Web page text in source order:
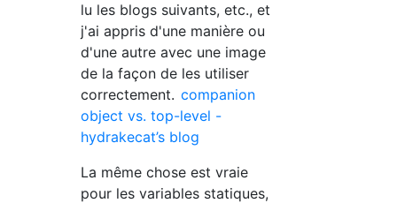
lu les blogs suivants, etc., et
j'ai appris d'une manière ou
d'une autre avec une image
de la façon de les utiliser
correctement. companion
object vs. top-level -
hydrakecat’s blog
La même chose est vraie
pour les variables statiques,